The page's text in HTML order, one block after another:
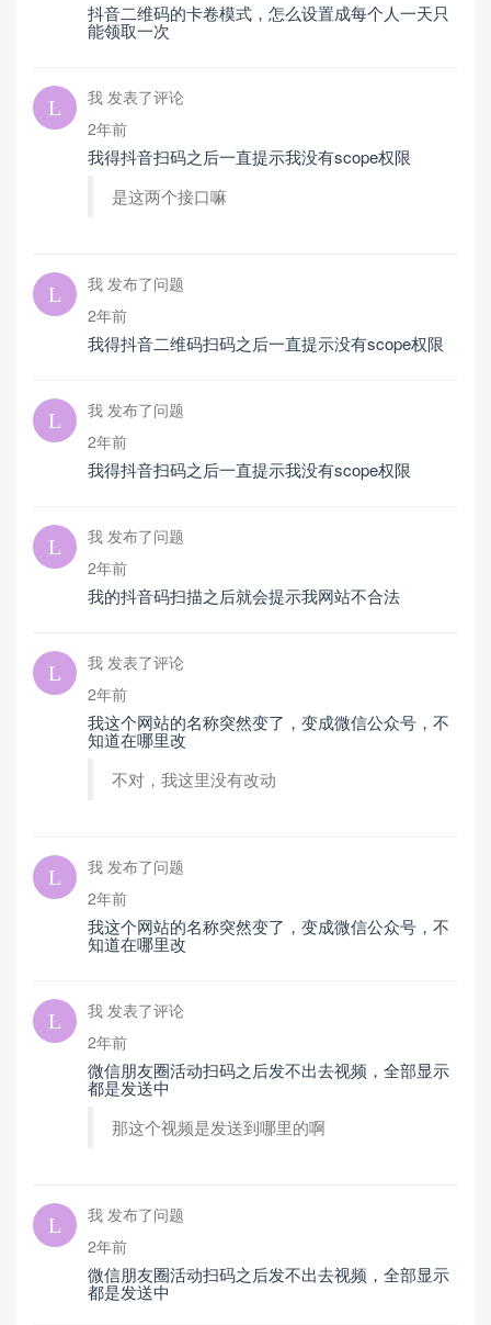
抖音二维码的卡卷模式，怎么设置成每个人一天只
能领取一次
我 发表了评论
2年前
我得抖音扫码之后一直提示我没有scope权限
是这两个接口嘛
我 发布了问题
2年前
我得抖音二维码扫码之后一直提示没有scope权限
我 发布了问题
2年前
我得抖音扫码之后一直提示我没有scope权限
我 发布了问题
2年前
我的抖音码扫描之后就会提示我网站不合法
我 发表了评论
2年前
我这个网站的名称突然变了，变成微信公众号，不
知道在哪里改
不对，我这里没有改动
我 发布了问题
2年前
我这个网站的名称突然变了，变成微信公众号，不
知道在哪里改
我 发表了评论
2年前
微信朋友圈活动扫码之后发不出去视频，全部显示
都是发送中
那这个视频是发送到哪里的啊
我 发布了问题
2年前
微信朋友圈活动扫码之后发不出去视频，全部显示
都是发送中